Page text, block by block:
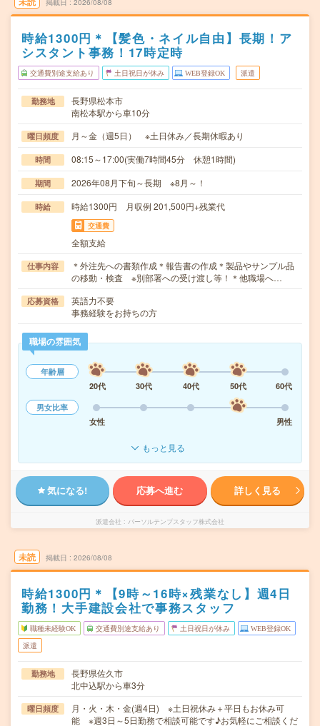
掲載日 2026/08/08
時給1300円＊【髪色・ネイル自由】長期！ア
シスタント事務！17時定時
交通費別途支給あり 土日祝日が休み WEB登録OK 派遣
勤務地
長野県松本市
南松本駅から車10分
曜日頻度 月～金（週5日） ※土日休み／長期休暇あり
時間 08:15～17:00(実働7時間45分 休憩1時間)
期間 2026年08月下旬～長期 ※8月～！
時給 時給1300円 月収例 201,500円+残業代
交通費
全額支給
仕事内容
＊外注先への書類作成＊報告書の作成＊製品やサンプル品
の移動・検査 ※別部署への受け渡し等！＊他職場へ…
応募資格
英語力不要
事務経験をお持ちの方
職場の雰囲気
年齢層
20代
30代 40代 50代
60代
男女比率
女性
男性
もっと見る
気になる! 応募へ進む 詳しく見る
派遣会社 パーソルテンプスタッフ株式会社
未読 掲載日 2026/08/08
時給1300円＊【9時～16時×残業なし】週4日
勤務！大手建設会社で事務スタッフ
職種未経験OK 交通費別途支給あり 土日祝日が休み WEB登録OK
派遣
勤務地
長野県佐久市
北中込駅から車3分
曜日頻度
月・火・木・金(週4日) ※土日祝休み＋平日もお休み可
能 ※週3日～5日勤務で相談可能です♪お気軽にご相談くだ